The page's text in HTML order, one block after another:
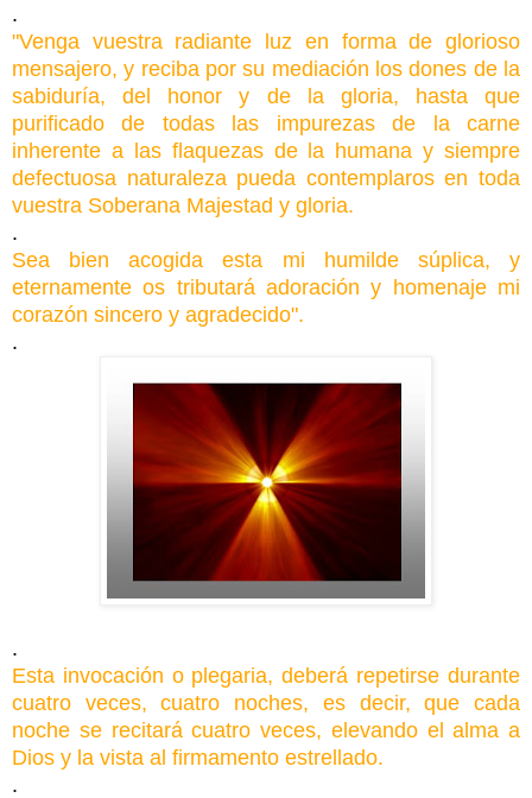
.
"Venga vuestra radiante luz en forma de glorioso
mensajero, y reciba por su mediación los dones de la
sabiduría, del honor y de la gloria, hasta que
purificado de todas las impurezas de la carne
inherente a las flaquezas de la humana y siempre
defectuosa naturaleza pueda contemplaros en toda
vuestra Soberana Majestad y gloria.
.
Sea bien acogida esta mi humilde súplica, y
eternamente os tributará adoración y homenaje mi
corazón sincero y agradecido".
.
.
Esta invocación o plegaria, deberá repetirse durante
cuatro veces, cuatro noches, es decir, que cada
noche se recitará cuatro veces, elevando el alma a
Dios y la vista al firmamento estrellado.
.